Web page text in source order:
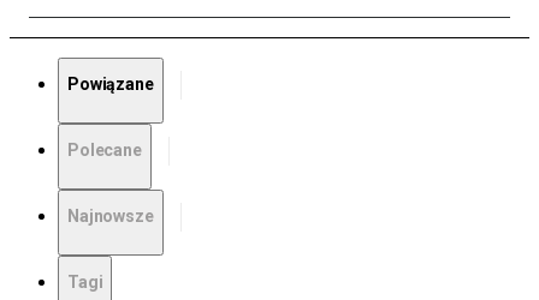
Powiązane
Polecane
Najnowsze
Tagi